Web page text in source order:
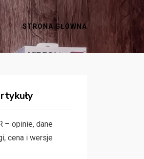
STRONA GŁÓWNA
– opinie, dane
cena i wersje